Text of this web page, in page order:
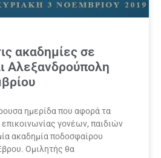
ακαδημίες σε
Αλεξανδρούπολη
ημερίδα που αφορά τα
γονέων, παιδιών
ακαδημία ποδοσφαίρου
Ομιλητής θα